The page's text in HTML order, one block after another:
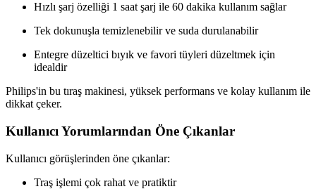
Hızlı şarj özelliği 1 saat şarj ile 60 dakika kullanım sağlar
Tek dokunuşla temizlenebilir ve suda durulanabilir
Entegre düzeltici bıyık ve favori tüyleri düzeltmek için
idealdir
Philips'in bu tıraş makinesi, yüksek performans ve kolay kullanım ile
dikkat çeker.
Kullanıcı Yorumlarından Öne Çıkanlar
Kullanıcı görüşlerinden öne çıkanlar:
Traş işlemi çok rahat ve pratiktir